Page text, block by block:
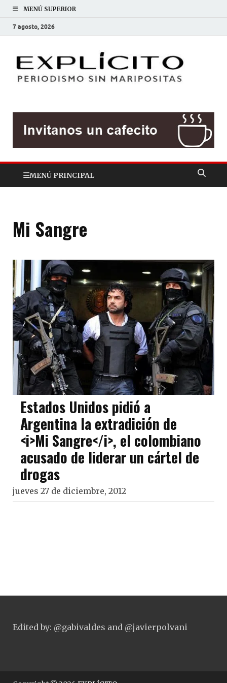
MENÚ SUPERIOR
7 agosto, 2026
MENÚ PRINCIPAL
Mi Sangre
Estados Unidos pidió a
Argentina la extradición de
<i>Mi Sangre</i>, el colombiano
acusado de liderar un cártel de
drogas
jueves 27 de diciembre, 2012
Edited by: @gabivaldes and @javierpolvani